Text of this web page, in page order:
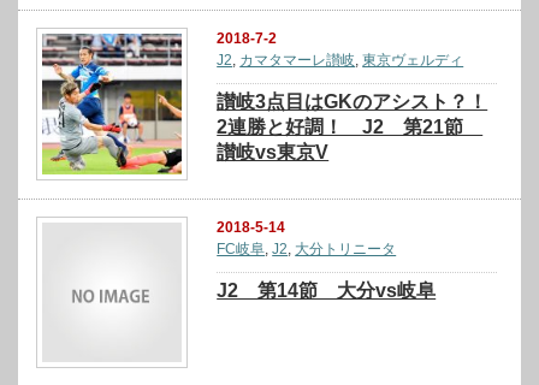
2018-7-2
J2, カマタマーレ讃岐,東京ヴェルディ
讃岐3点目はGKのアシスト？！
2連勝と好調！ J2 第21節
讃岐vs東京V
2018-5-14
FC岐阜 ,J2 大分トリニータ
J2 第14節 大分vs岐阜